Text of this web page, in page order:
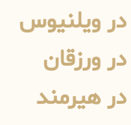
ویلنیوس
ورزقان
هیرمند